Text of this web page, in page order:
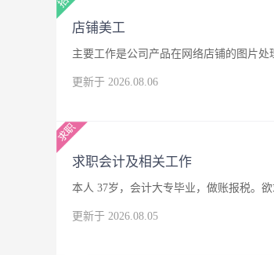
店铺美工
主要工作是公司产品在网络店铺的图片处
更新于 2026.08.06
求职会计及相关工作
本人 37岁，会计大专毕业，做账报税。
更新于 2026.08.05